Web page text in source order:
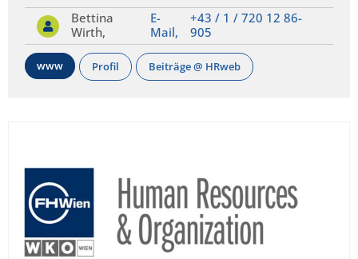
Bettina
Wirth,
E-
Mail,
+43 / 1 / 720 12 86-
905
www Profil Beiträge @ HRweb